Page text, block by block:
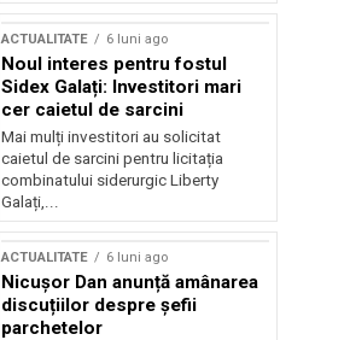
ACTUALITATE 6 luni ago
Noul interes pentru fostul
Sidex Galați: Investitori mari
cer caietul de sarcini
Mai mulți investitori au solicitat
caietul de sarcini pentru licitația
combinatului siderurgic Liberty
Galați,...
ACTUALITATE 6 luni ago
Nicușor Dan anunță amânarea
discuțiilor despre șefii
parchetelor